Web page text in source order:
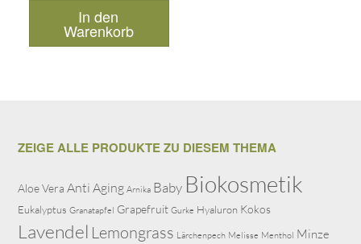
In den
Warenkorb
ZEIGE ALLE PRODUKTE ZU DIESEM THEMA
Aloe Vera Anti Aging Arnika Baby Biokosmetik
Eukalyptus Granatapfel Grapefruit Gurke Hyaluron Kokos
Lavendel Lemongrass Lärchenpech Melisse Menthol Minze